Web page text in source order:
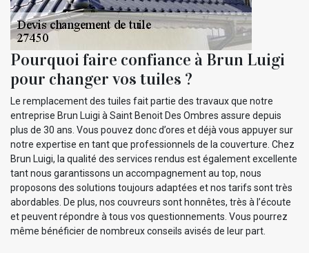
Pourquoi faire confiance à Brun Luigi
pour changer vos tuiles ?
Le remplacement des tuiles fait partie des travaux que notre
entreprise Brun Luigi à Saint Benoit Des Ombres assure depuis
plus de 30 ans. Vous pouvez donc d’ores et déjà vous appuyer sur
notre expertise en tant que professionnels de la couverture. Chez
Brun Luigi, la qualité des services rendus est également excellente
tant nous garantissons un accompagnement au top, nous
proposons des solutions toujours adaptées et nos tarifs sont très
abordables. De plus, nos couvreurs sont honnêtes, très à l’écoute
et peuvent répondre à tous vos questionnements. Vous pourrez
même bénéficier de nombreux conseils avisés de leur part.